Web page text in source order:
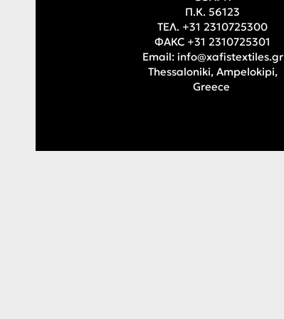
П.К. 56123
ТЕЛ. +31 2310725300
ФАКС +31 2310725301
Email: info@xafistextiles.gr
Thessaloniki, Ampelokipi,
Greece